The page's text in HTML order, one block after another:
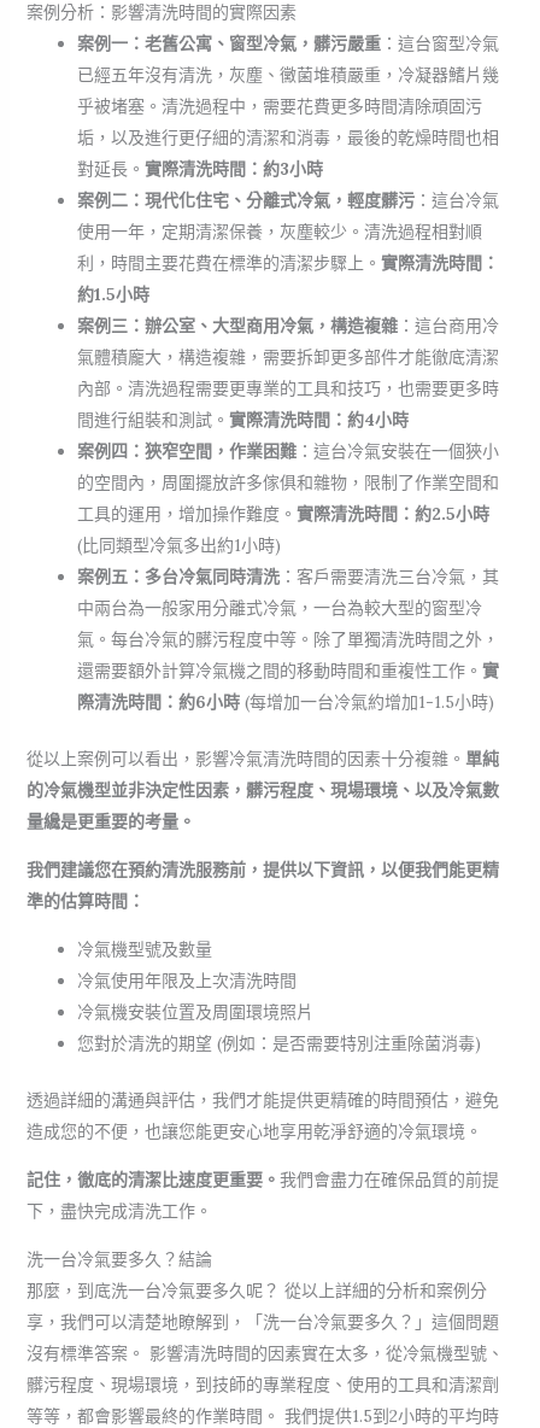
案例分析：影響清洗時間的實際因素
案例一：老舊公寓、窗型冷氣，髒污嚴重：這台窗型冷氣
已經五年沒有清洗，灰塵、黴菌堆積嚴重，冷凝器鰭片幾
乎被堵塞。清洗過程中，需要花費更多時間清除頑固污
垢，以及進行更仔細的清潔和消毒，最後的乾燥時間也相
對延長。 實際清洗時間：約3小時
案例二：現代化住宅、分離式冷氣，輕度髒污：這台冷氣
使用一年，定期清潔保養，灰塵較少。清洗過程相對順
利，時間主要花費在標準的清潔步驟上。 實際清洗時間：
約1.5小時
案例三：辦公室、大型商用冷氣，構造複雜：這台商用冷
氣體積龐大，構造複雜，需要拆卸更多部件才能徹底清潔
內部。清洗過程需要更專業的工具和技巧，也需要更多時
間進行組裝和測試。 實際清洗時間：約4小時
案例四：狹窄空間，作業困難：這台冷氣安裝在一個狹小
的空間內，周圍擺放許多傢俱和雜物，限制了作業空間和
工具的運用，增加操作難度。 實際清洗時間：約2.5小時
(比同類型冷氣多出約1小時)
案例五：多台冷氣同時清洗：客戶需要清洗三台冷氣，其
中兩台為一般家用分離式冷氣，一台為較大型的窗型冷
氣。每台冷氣的髒污程度中等。除了單獨清洗時間之外，
還需要額外計算冷氣機之間的移動時間和重複性工作。 實
際清洗時間：約6小時(每增加一台冷氣約增加1-1.5小時)
從以上案例可以看出，影響冷氣清洗時間的因素十分複雜。 單純
的冷氣機型並非決定性因素，髒污程度、現場環境、以及冷氣數
量纔是更重要的考量。
我們建議您在預約清洗服務前，提供以下資訊，以便我們能更精
準的估算時間：
冷氣機型號及數量
冷氣使用年限及上次清洗時間
冷氣機安裝位置及周圍環境照片
您對於清洗的期望 (例如：是否需要特別注重除菌消毒)
透過詳細的溝通與評估，我們才能提供更精確的時間預估，避免
造成您的不便，也讓您能更安心地享用乾淨舒適的冷氣環境。
記住，徹底的清潔比速度更重要。 我們會盡力在確保品質的前提
下，盡快完成清洗工作。
洗一台冷氣要多久？結論
那麼，到底洗一台冷氣要多久呢？ 從以上詳細的分析和案例分
享，我們可以清楚地瞭解到，「洗一台冷氣要多久？」這個問題
沒有標準答案。 影響清洗時間的因素實在太多，從冷氣機型號、
髒污程度、現場環境，到技師的專業程度、使用的工具和清潔劑
等等，都會影響最終的作業時間。 我們提供1.5到2小時的平均時